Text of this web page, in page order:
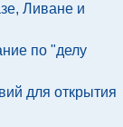
Ливане и
по "делу
для открытия